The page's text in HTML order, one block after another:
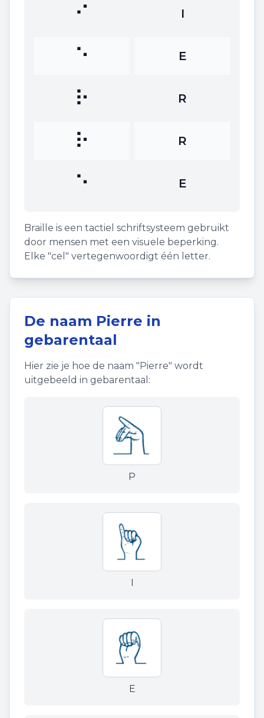
⠊ I
⠑ E
⠗ R
⠗ R
⠑ E
Braille is een tactiel schriftsysteem gebruikt
door mensen met een visuele beperking.
Elke "cel" vertegenwoordigt één letter.
De naam Pierre in
gebarentaal
Hier zie je hoe de naam "Pierre" wordt
uitgebeeld in gebarentaal:
P
I
E